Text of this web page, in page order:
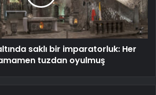
saklı bir imparatorluk: Her
tuzdan oyulmuş